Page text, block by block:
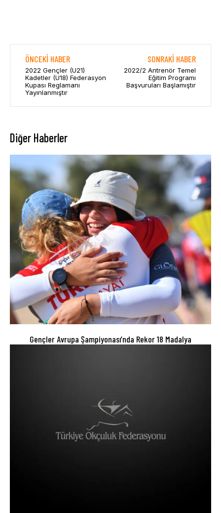
ÖNCEKI HABER
2022 Gençler (U21)
Kadetler (U18) Federasyon
Kupası Reglamanı
Yayınlanmıştır
SONRAKI HABER
2022/2 Antrenör Temel
Eğitim Programı
Başvuruları Başlamıştır
Diğer Haberler
Gençler Avrupa Şampiyonası’nda Rekor 18 Madalya